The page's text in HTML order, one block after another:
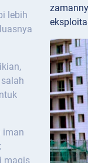
lebih
iman
magis